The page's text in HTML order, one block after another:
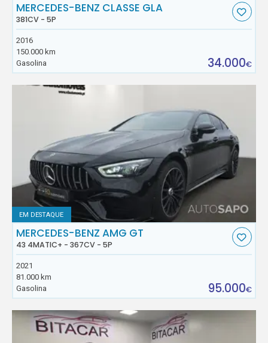
MERCEDES-BENZ CLASSE GLA
381CV - 5P
2016
150.000 km
Gasolina
34.000€
EM DESTAQUE
MERCEDES-BENZ AMG GT
43 4MATIC+ - 367CV - 5P
2021
81.000 km
Gasolina
95.000€